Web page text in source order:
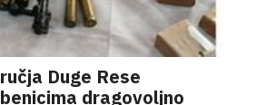
Duge Rese
dragovoljno